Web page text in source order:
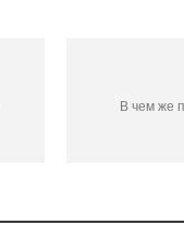
В чем же